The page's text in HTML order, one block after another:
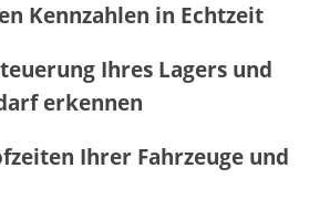
Kennzahlen in Echtzeit
Ihres Lagers und
erkennen
Ihrer Fahrzeuge und